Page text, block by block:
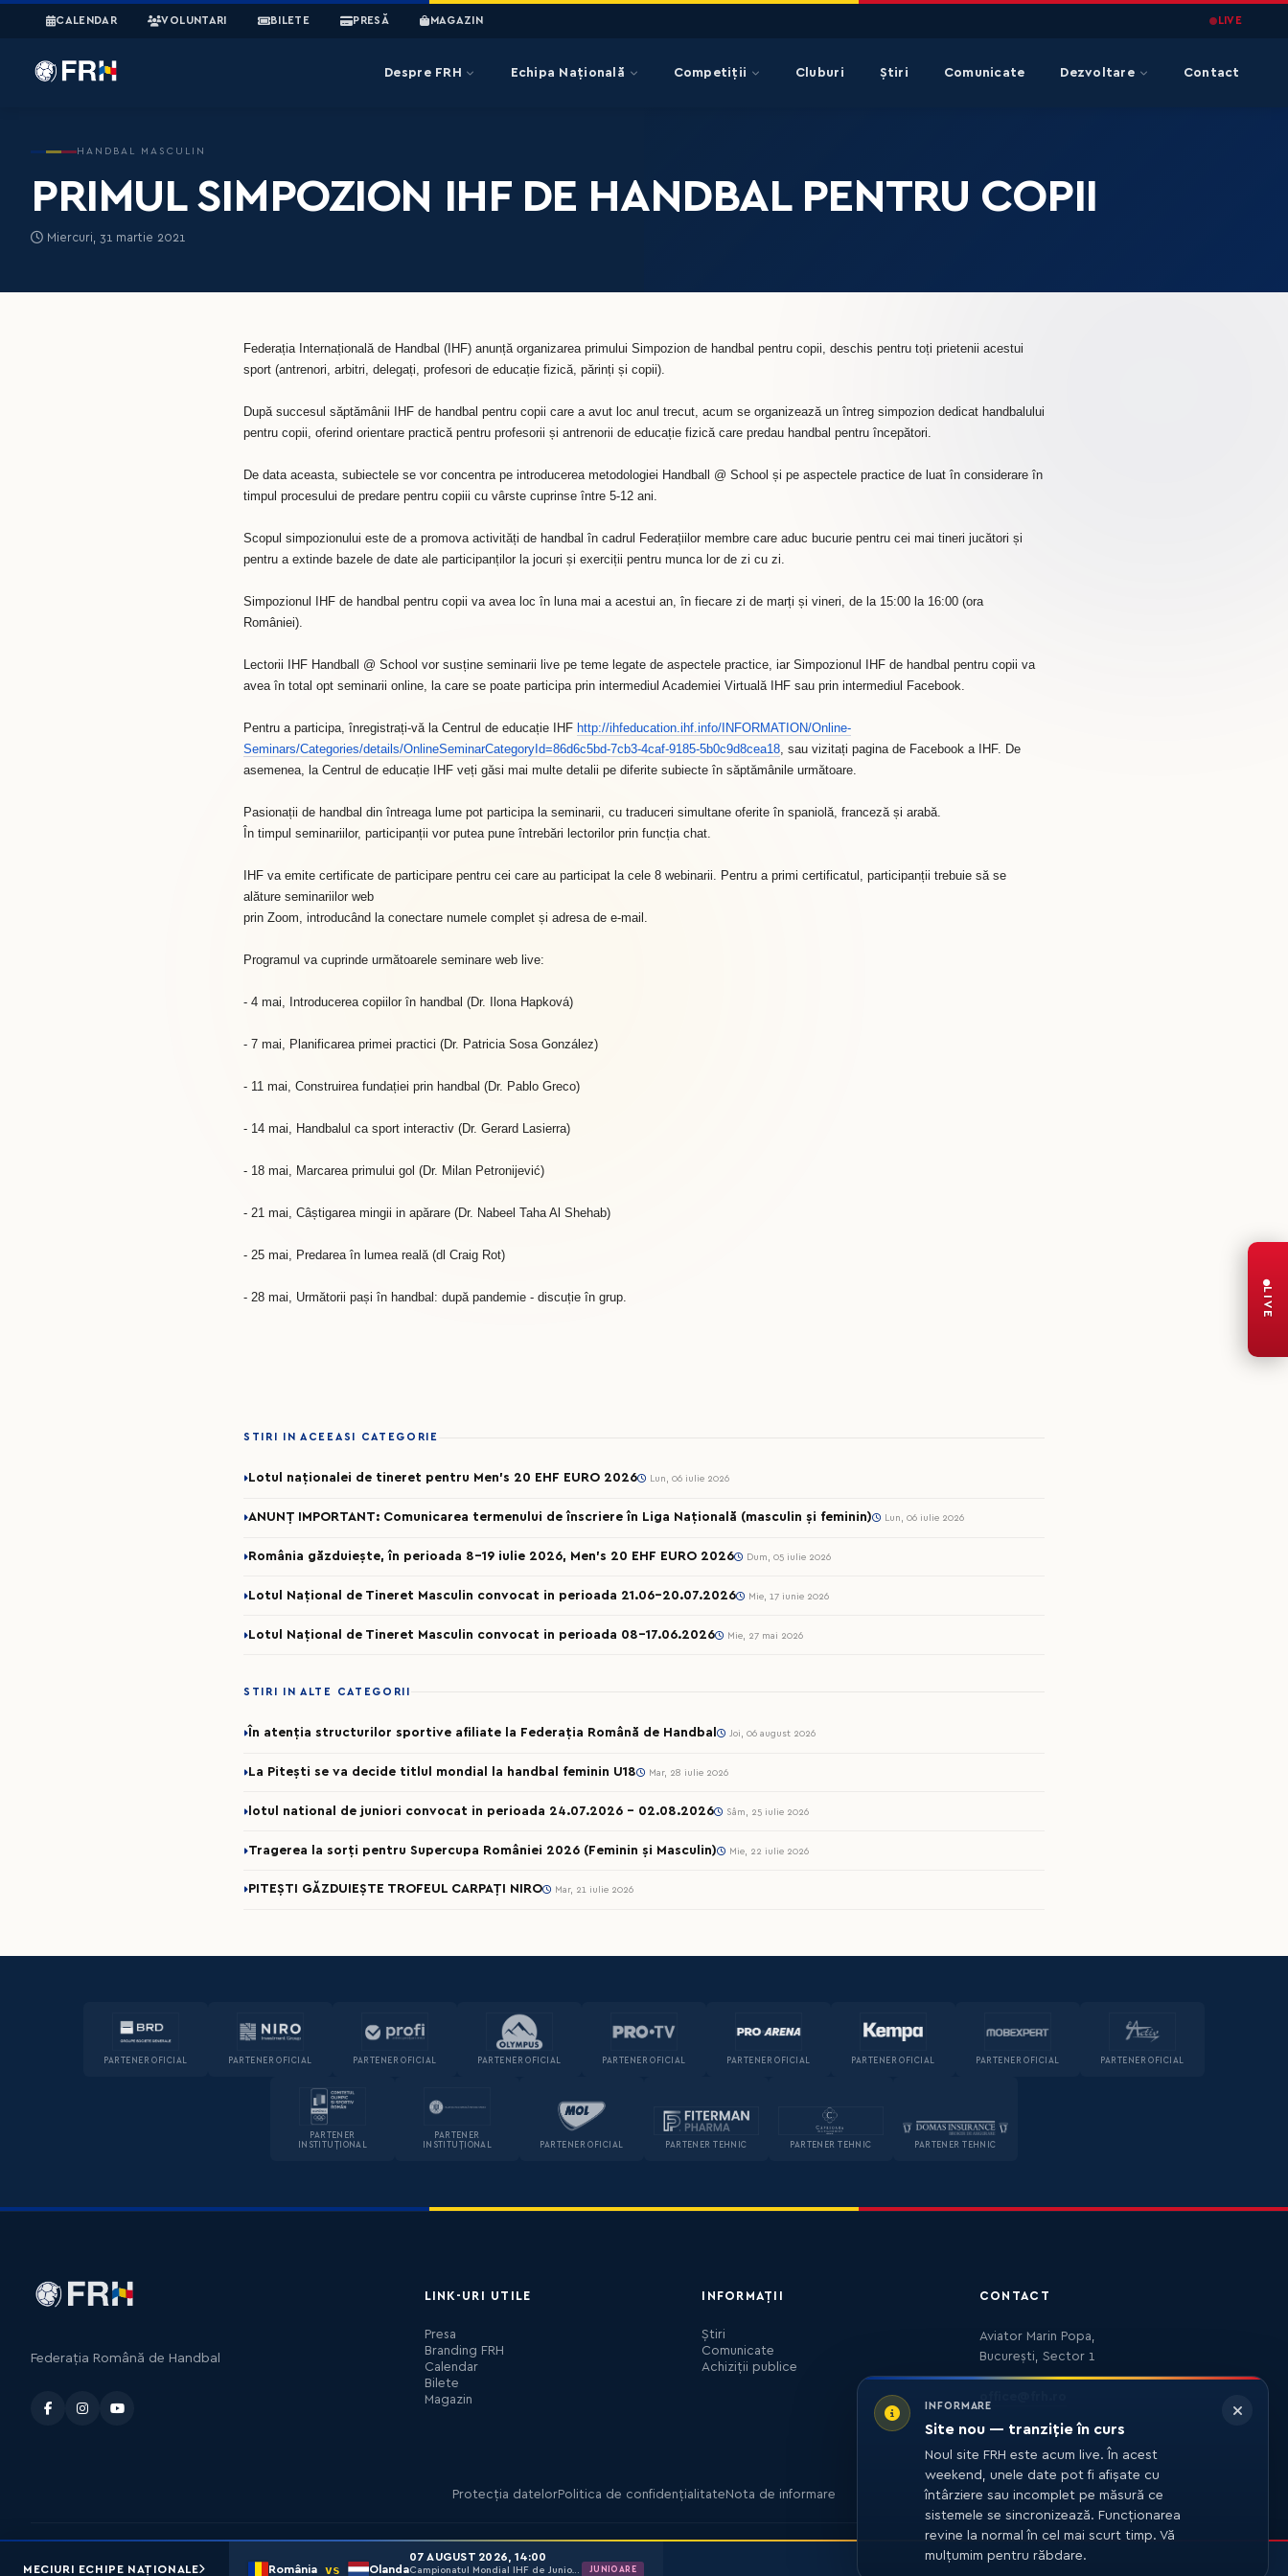
CALENDAR VOLUNTARI BILETE PRESĂ MAGAZIN LIVE
Despre FRH Echipa Națională Competiții Cluburi Știri Comunicate Dezvoltare Contact
HANDBAL MASCULIN
PRIMUL SIMPOZION IHF DE HANDBAL PENTRU COPII
Miercuri, 31 martie 2021
Federația Internațională de Handbal (IHF) anunță organizarea primului Simpozion de handbal pentru copii, deschis pentru toți prietenii acestui
sport (antrenori, arbitri, delegați, profesori de educație fizică, părinți și copii).
După succesul săptămânii IHF de handbal pentru copii care a avut loc anul trecut, acum se organizează un întreg simpozion dedicat handbalului
pentru copii, oferind orientare practică pentru profesorii și antrenorii de educație fizică care predau handbal pentru începători.
De data aceasta, subiectele se vor concentra pe introducerea metodologiei Handball @ School și pe aspectele practice de luat în considerare în
timpul procesului de predare pentru copiii cu vârste cuprinse între 5-12 ani.
Scopul simpozionului este de a promova activități de handbal în cadrul Federațiilor membre care aduc bucurie pentru cei mai tineri jucători și
pentru a extinde bazele de date ale participanților la jocuri și exerciții pentru munca lor de zi cu zi.
Simpozionul IHF de handbal pentru copii va avea loc în luna mai a acestui an, în fiecare zi de marți și vineri, de la 15:00 la 16:00 (ora
României).
Lectorii IHF Handball @ School vor susține seminarii live pe teme legate de aspectele practice, iar Simpozionul IHF de handbal pentru copii va
avea în total opt seminarii online, la care se poate participa prin intermediul Academiei Virtuală IHF sau prin intermediul Facebook.
Pentru a participa, înregistrați-vă la Centrul de educație IHF http://ihfeducation.ihf.info/INFORMATION/Online-
Seminars/Categories/details/OnlineSeminarCategoryId=86d6c5bd-7cb3-4caf-9185-5b0c9d8cea18, sau vizitați pagina de Facebook a IHF. De
asemenea, la Centrul de educație IHF veți găsi mai multe detalii pe diferite subiecte în săptămânile următoare.
Pasionații de handbal din întreaga lume pot participa la seminarii, cu traduceri simultane oferite în spaniolă, franceză și arabă.
În timpul seminariilor, participanții vor putea pune întrebări lectorilor prin funcția chat.
IHF va emite certificate de participare pentru cei care au participat la cele 8 webinarii. Pentru a primi certificatul, participanții trebuie să se
alăture seminariilor web
prin Zoom, introducând la conectare numele complet și adresa de e-mail.
Programul va cuprinde următoarele seminare web live:
- 4 mai, Introducerea copiilor în handbal (Dr. Ilona Hapková)
- 7 mai, Planificarea primei practici (Dr. Patricia Sosa González)
- 11 mai, Construirea fundației prin handbal (Dr. Pablo Greco)
- 14 mai, Handbalul ca sport interactiv (Dr. Gerard Lasierra)
- 18 mai, Marcarea primului gol (Dr. Milan Petronijević)
- 21 mai, Câștigarea mingii in apărare (Dr. Nabeel Taha Al Shehab)
- 25 mai, Predarea în lumea reală (dl Craig Rot)
- 28 mai, Următorii pași în handbal: după pandemie - discuție în grup.
STIRI IN ACEEASI CATEGORIE
Lotul naționalei de tineret pentru Men’s 20 EHF EURO 2026 Lun, 06 iulie 2026
ANUNȚ IMPORTANT: Comunicarea termenului de înscriere în Liga Națională (masculin și feminin) Lun, 06 iulie 2026
România găzduiește, în perioada 8-19 iulie 2026, Men’s 20 EHF EURO 2026 Dum, 05 iulie 2026
Lotul Național de Tineret Masculin convocat in perioada 21.06-20.07.2026 Mie, 17 iunie 2026
Lotul Național de Tineret Masculin convocat in perioada 08-17.06.2026 Mie, 27 mai 2026
STIRI IN ALTE CATEGORII
În atenția structurilor sportive afiliate la Federația Română de Handbal Joi, 06 august 2026
La Pitești se va decide titlul mondial la handbal feminin U18 Mar, 28 iulie 2026
lotul national de juniori convocat in perioada 24.07.2026 – 02.08.2026 Sâm, 25 iulie 2026
Tragerea la sorți pentru Supercupa României 2026 (Feminin și Masculin) Mie, 22 iulie 2026
PITEȘTI GĂZDUIEȘTE TROFEUL CARPAȚI NIRO Mar, 21 iulie 2026
PARTENER OFICIAL PARTENER OFICIAL PARTENER OFICIAL PARTENER OFICIAL PARTENER OFICIAL PARTENER OFICIAL PARTENER OFICIAL PARTENER OFICIAL PARTENER OFICIAL
PARTENER
INSTITUȚIONAL
PARTENER
INSTITUȚIONAL
PARTENER OFICIAL PARTENER TEHNIC PARTENER TEHNIC PARTENER TEHNIC
MECIURI ECHIPE NAȚIONALE România vs Olanda
07 AUGUST 2026, 14:00
Campionatul Mondial IHF de Junioare (U18) – Romania 2026 Jocuri clasament 9-16 JUNIOARE
INFORMARE
Site nou — tranziție în curs
Noul site FRH este acum live. În acest
weekend, unele date pot fi afișate cu
întârziere sau incomplet pe măsură ce
sistemele se sincronizează. Funcționarea
revine la normal în cel mai scurt timp. Vă
mulțumim pentru răbdare.
LIVE
Federația Română de Handbal
LINK-URI UTILE
Presa
Branding FRH
Calendar
Bilete
Magazin
INFORMAȚII
Știri
Comunicate
Achiziții publice
CONTACT
Aviator Marin Popa,
București, Sector 1
Protecția datelorPolitica de confidențialitateNota de informare
© 2026 FRH. TOATE DREPTURILE REZERVATE.